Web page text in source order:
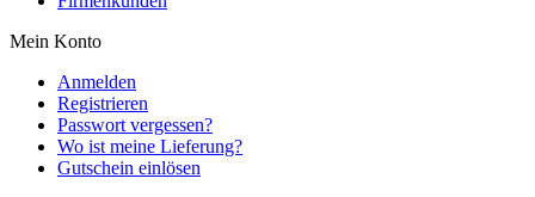
Mein Konto
Anmelden
Registrieren
Passwort vergessen?
Wo ist meine Lieferung?
Gutschein einlösen